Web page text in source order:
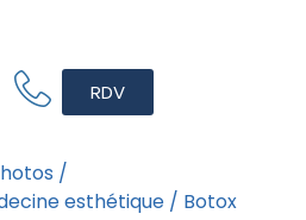
RDV
/
esthétique / Botox